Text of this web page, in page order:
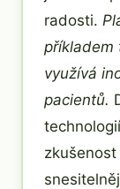
radosti.
příkladem
využívá
pacientů.